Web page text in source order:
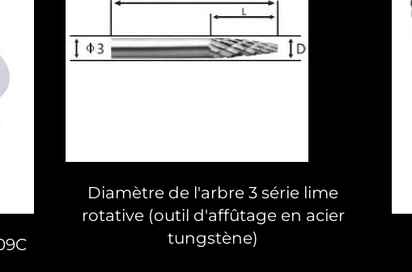
Diamètre de l'arbre 3 série lime
rotative (outil d'affûtage en acier
tungstène)